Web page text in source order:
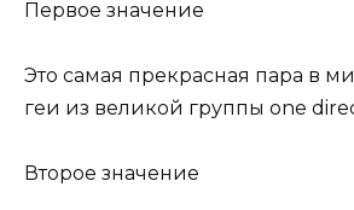
Первое значение
Это самая прекрасная пара в
геи из великой группы one
Второе значение